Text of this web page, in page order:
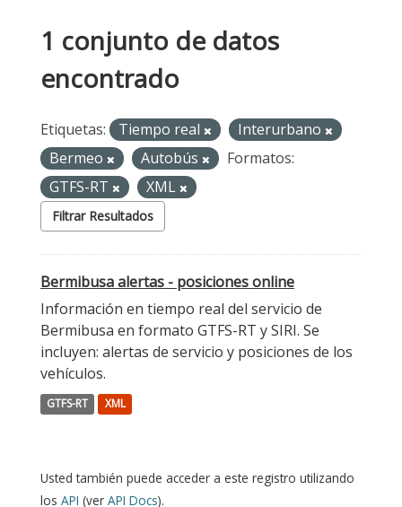
1 conjunto de datos
encontrado
Etiquetas: Tiempo real
Interurbano
Bermeo
Autobús
Formatos:
GTFS-RT
XML
Filtrar Resultados
Bermibusa alertas - posiciones online
Información en tiempo real del servicio de
Bermibusa en formato GTFS-RT y SIRI. Se
incluyen: alertas de servicio y posiciones de los
vehículos.
GTFS-RT XML
Usted también puede acceder a este registro utilizando
los API (ver API Docs).